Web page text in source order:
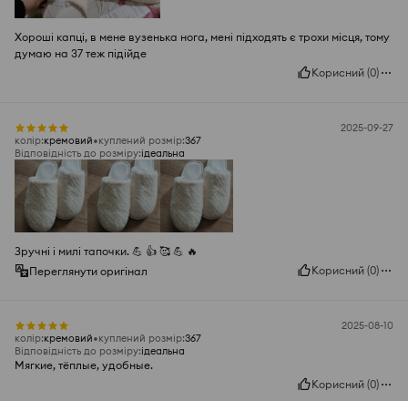
Хороші капці, в мене вузенька нога, мені підходять є трохи місця, тому
думаю на 37 теж підійде
Корисний (0)
2025-09-27
колір:кремовий куплений розмір:367
Відповідність до розміру:ідеальна
Зручні і милі тапочки. 💪 👍️ 🥰 💪 🔥
Переглянути оригінал
Корисний (0)
2025-08-10
колір:кремовий куплений розмір:367
Відповідність до розміру:ідеальна
Мягкие, тёплые, удобные.
Корисний (0)